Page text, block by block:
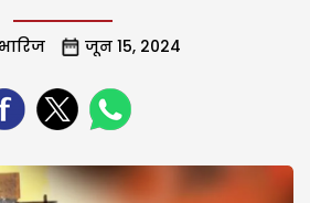
जून 15, 2024